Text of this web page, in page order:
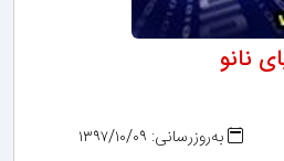
نانو
به‌روزرسانی: ۱۳۹۷/۱۰/۰۹